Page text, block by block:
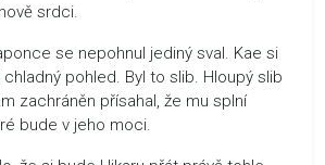
srdci.
se nepohnul jediný sval. Kae si
pohled. Byl to slib. Hloupý slib
zachráněn přísahal, že mu splní
bude v jeho moci.